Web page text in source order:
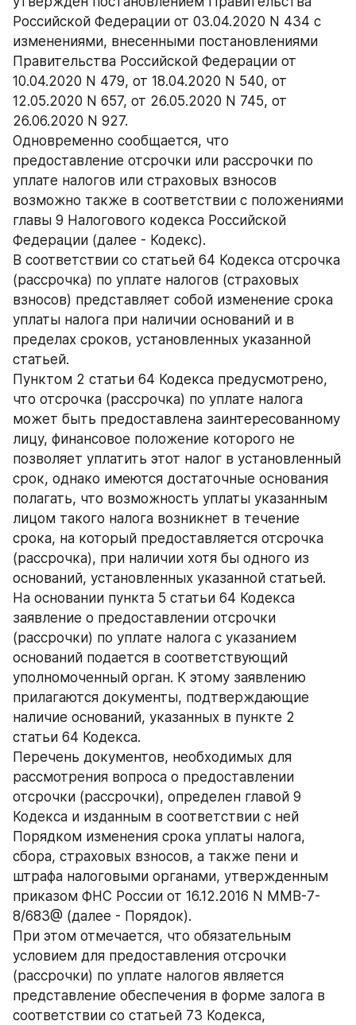
Российской Федерации от 03.04.2020 N 434 с
изменениями, внесенными постановлениями
Правительства Российской Федерации от
10.04.2020 N 479, от 18.04.2020 N 540, от
12.05.2020 N 657, от 26.05.2020 N 745, от
26.06.2020 N 927.
Одновременно сообщается, что
предоставление отсрочки или рассрочки по
уплате налогов или страховых взносов
возможно также в соответствии с положениями
главы 9 Налогового кодекса Российской
Федерации (далее - Кодекс).
В соответствии со статьей 64 Кодекса отсрочка
(рассрочка) по уплате налогов (страховых
взносов) представляет собой изменение срока
уплаты налога при наличии оснований и в
пределах сроков, установленных указанной
статьей.
Пунктом 2 статьи 64 Кодекса предусмотрено,
что отсрочка (рассрочка) по уплате налога
может быть предоставлена заинтересованному
лицу, финансовое положение которого не
позволяет уплатить этот налог в установленный
срок, однако имеются достаточные основания
полагать, что возможность уплаты указанным
лицом такого налога возникнет в течение
срока, на который предоставляется отсрочка
(рассрочка), при наличии хотя бы одного из
оснований, установленных указанной статьей.
На основании пункта 5 статьи 64 Кодекса
заявление о предоставлении отсрочки
(рассрочки) по уплате налога с указанием
оснований подается в соответствующий
уполномоченный орган. К этому заявлению
прилагаются документы, подтверждающие
наличие оснований, указанных в пункте 2
статьи 64 Кодекса.
Перечень документов, необходимых для
рассмотрения вопроса о предоставлении
отсрочки (рассрочки), определен главой 9
Кодекса и изданным в соответствии с ней
Порядком изменения срока уплаты налога,
сбора, страховых взносов, а также пени и
штрафа налоговыми органами, утвержденным
приказом ФНС России от 16.12.2016 N ММВ-7-
8/683@ (далее - Порядок).
При этом отмечается, что обязательным
условием для предоставления отсрочки
(рассрочки) по уплате налогов является
представление обеспечения в форме залога в
соответствии со статьей 73 Кодекса,